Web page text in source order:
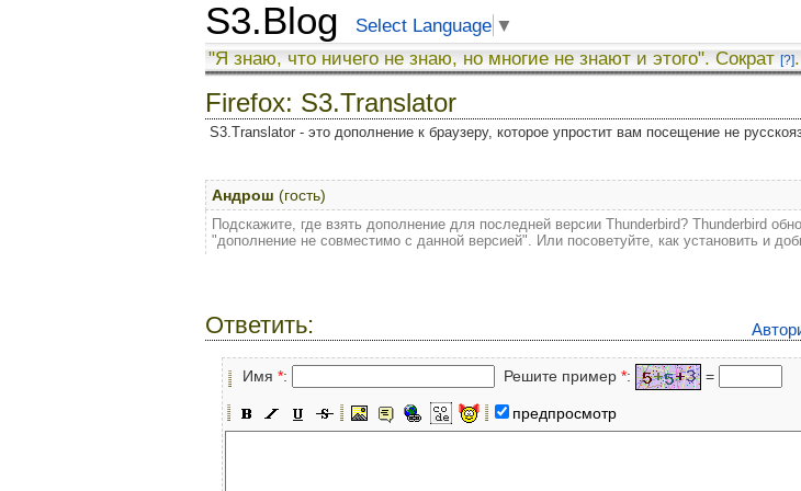
S3.Blog Select Language ▼
"Я знаю, что ничего не знаю, но многие не знают и этого". Сократ [?].
Firefox: S3.Translator
S3.Translator - это дополнение к браузеру, которое упростит вам посещение не
Андрош (гость)
Подскажите, где взять дополнение для последней версии Thunderbird? Thunderbird
"дополнение не совместимо с данной версией". Или посоветуйте, как установить и
Ответить:
Имя *: Решите пример *: =
предпросмотр